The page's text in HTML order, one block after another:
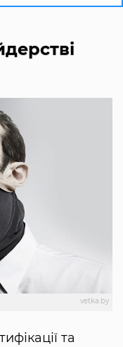
vetka.by
та